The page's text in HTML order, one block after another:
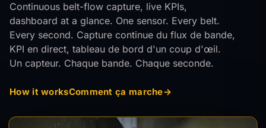
Continuous belt-flow capture, live KPIs,
dashboard at a glance. One sensor. Every belt.
Every second. Capture continue du flux de bande,
KPI en direct, tableau de bord d'un coup d'œil.
Un capteur. Chaque bande. Chaque seconde.
How it worksComment ça marche→